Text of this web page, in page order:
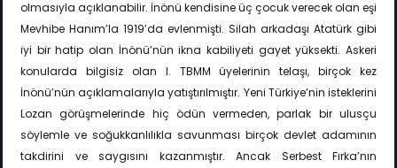
olmasıyla açıklanabilir. İnönü kendisine üç çocuk verecek olan eşi
Mevhibe Hanım’la 1919’da evlenmişti. Silah arkadaşı Atatürk gibi
iyi bir hatip olan İnönü’nün ikna kabiliyeti gayet yüksekti. Askeri
konularda bilgisiz olan I. TBMM üyelerinin telaşı, birçok kez
İnönü’nün açıklamalarıyla yatıştırılmıştır. Yeni Türkiye’nin isteklerini
Lozan görüşmelerinde hiç ödün vermeden, parlak bir ulusçu
söylemle ve soğukkanlılıkla savunması birçok devlet adamının
takdirini ve saygısını kazanmıştır. Ancak Serbest Fırka’nın